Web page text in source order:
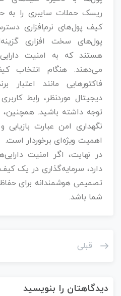
ریسک حملات سایبری را به
کیف پول‌های نرم‌افزاری
پول‌های سخت‌ افزاری
هستند که به امنیت
می‌دهند. هنگام انتخاب
فاکتورهایی مانند اعتبار
دیجیتال موردنظر، رابط
توجه داشته باشید. همچنین،
نگهداری امن عبارت بازیابی
اهمیت ویژه‌ای برخوردار است.
در نهایت، اگر امنیت
دارد، سرمایه‌گذاری در یک
تصمیمی هوشمندانه برای
شما باشد.
قبلی
دیدگاهتان را بنویسید